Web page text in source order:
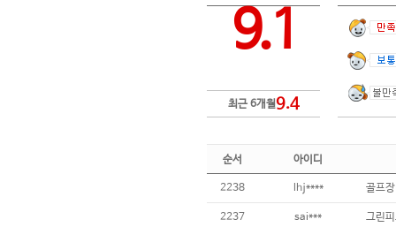
9.1
최근 6개월9.4
순서 아이디
2238 lhj****
2237 sai***